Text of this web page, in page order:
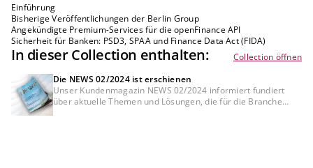
Einführung
Bisherige Veröffentlichungen der Berlin Group
Angekündigte Premium-Services für die openFinance API
Sicherheit für Banken: PSD3, SPAA und Finance Data Act (FIDA)
In dieser Collection enthalten:
Collection öffnen
Die NEWS 02/2024 ist erschienen
Unser Kundenmagazin NEWS 02/2024 informiert fundiert
über aktuelle Themen und Lösungen, die für die Branche